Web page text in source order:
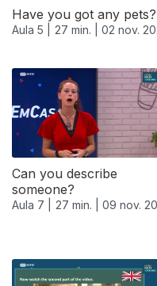
Have you got any pets?
Aula 5 | 27 min. | 02 nov.
Can you describe
someone?
Aula 7 | 27 min. | 09 nov.